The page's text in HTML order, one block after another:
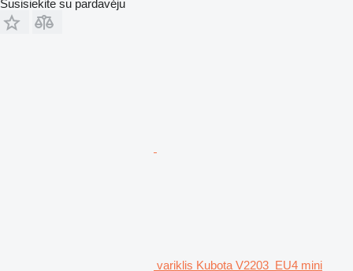
Susisiekite su pardavėju
variklis Kubota V2203_EU4 mini